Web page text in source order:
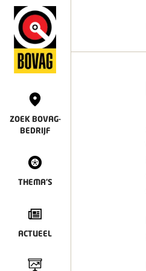
ZOEK BOVAG-
BEDRIJF
THEMA'S
ACTUEEL